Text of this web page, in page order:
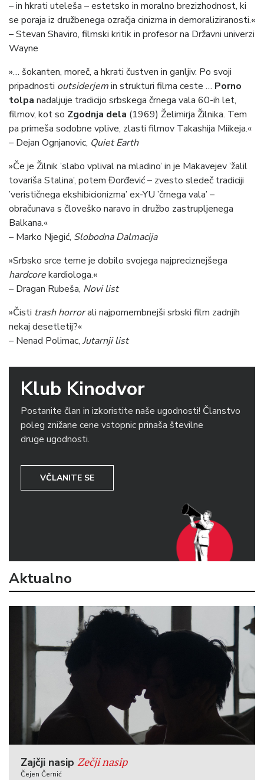
– in hkrati uteleša – estetsko in moralno brezizhodnost, ki
se poraja iz družbenega ozračja cinizma in demoraliziranosti.«
– Stevan Shaviro, filmski kritik in profesor na Državni univerzi
Wayne
»… šokanten, moreč, a hkrati čustven in ganljiv. Po svoji
pripadnosti outsiderjemin strukturi filma ceste … Porno
tolpa nadaljuje tradicijo srbskega črnega vala 60-ih let,
filmov, kot so Zgodnja dela (1969) Želimirja Žilnika. Tem
pa primeša sodobne vplive, zlasti filmov Takashija Miikeja.«
– Dejan Ognjanovic, Quiet Earth
»Če je Žilnik ’slabo vplival na mladino’ in je Makavejev ’žalil
tovariša Stalina’, potem Đorđević – zvesto sledeč tradiciji
’verističnega ekshibicionizma’ ex-YU ’črnega vala’ –
obračunava s človeško naravo in družbo zastrupljenega
Balkana.«
– Marko Njegić, Slobodna Dalmacija
»Srbsko srce teme je dobilo svojega najpreciznejšega
hardcorekardiologa.«
– Dragan Rubeša, Novi list
»Čisti trash horrorali najpomembnejši srbski film zadnjih
nekaj desetletij?«
– Nenad Polimac, Jutarnji list
Klub Kinodvor
Postanite član in izkoristite naše ugodnosti! Članstvo
poleg znižane cene vstopnic prinaša številne
druge ugodnosti.
VČLANITE SE
Aktualno
Zajčji nasip Zečji nasip
Čejen Černić